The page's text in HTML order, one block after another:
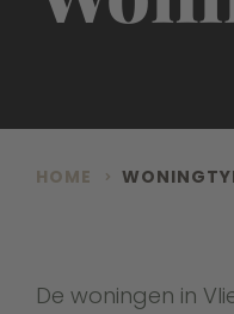
HOME
De woningen in